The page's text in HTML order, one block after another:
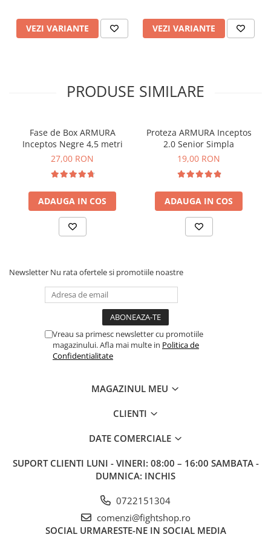
VEZI VARIANTE VEZI VARIANTE
PRODUSE SIMILARE
Fase de Box ARMURA
Inceptos Negre 4,5 metri
27,00 RON
ADAUGA IN COS
Proteza ARMURA Inceptos
2.0 Senior Simpla
19,00 RON
ADAUGA IN COS
Newsletter Nu rata ofertele si promotiile noastre
Vreau sa primesc newsletter cu promotiile
magazinului. Afla mai multe in Politica de
Confidentialitate
MAGAZINUL MEU
CLIENTI
DATE COMERCIALE
SUPORT CLIENTI LUNI - VINERI: 08:00 – 16:00 SAMBATA -
DUMNICA: INCHIS
0722151304
comenzi@fightshop.ro
SOCIAL URMARESTE-NE IN SOCIAL MEDIA